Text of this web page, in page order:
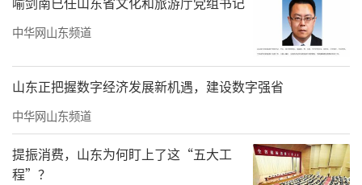
文化书法摄影展、中国古典音乐欣赏、中华经
典书目读书会。希望通过此次与山东省儒学发
展促进会共建的中华优秀传统文化传承活动，
能让同学们更加深入了解、感受传统文化的魅
力，将传统文化精髓融入到日常学习和生活
中。
中华网山东频道
山东正把握数字经济发展新机遇，建设数字强省
中华网山东频道
提振消费，山东为何盯上了这“五大工
程”？